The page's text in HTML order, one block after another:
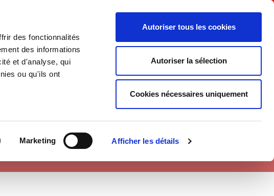
des fonctionnalités
des informations
et d'analyse, qui
ou qu'ils ont
Marketing Afficher les détails
Autoriser tous les cookies
Autoriser la sélection
Cookies nécessaires uniquement
Français
Politique Société